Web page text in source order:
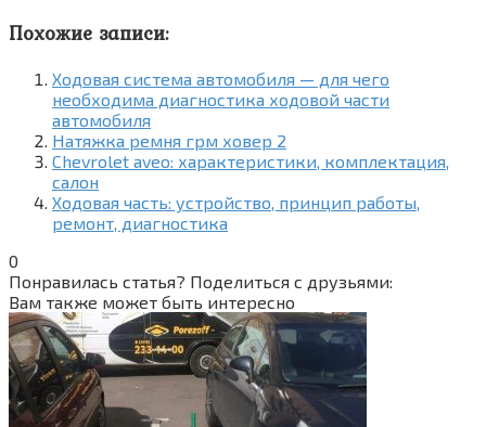
Похожие записи:
Ходовая система автомобиля — для чего
необходима диагностика ходовой части
автомобиля
Натяжка ремня грм ховер 2
Chevrolet aveo: характеристики, комплектация,
салон
Ходовая часть: устройство, принцип работы,
ремонт, диагностика
0
Понравилась статья? Поделиться с друзьями:
Вам также может быть интересно